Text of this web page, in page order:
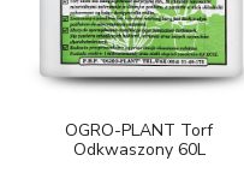
OGRO-PLANT Torf
Odkwaszony 60L